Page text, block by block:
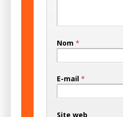
Nom *
E-mail *
Site web